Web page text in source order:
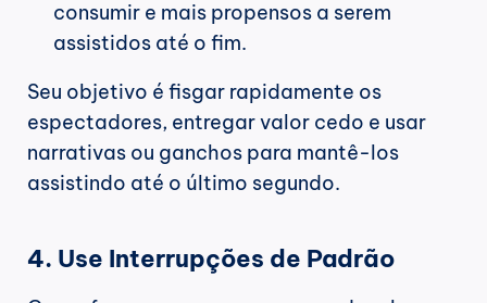
consumir e mais propensos a serem
assistidos até o fim.
Seu objetivo é fisgar rapidamente os
espectadores, entregar valor cedo e usar
narrativas ou ganchos para mantê-los
assistindo até o último segundo.
4. Use Interrupções de Padrão